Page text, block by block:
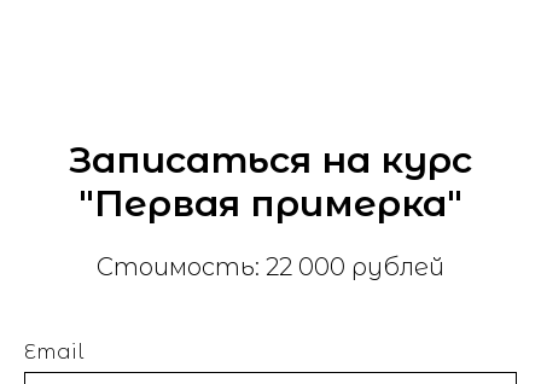
Записаться на курс
"Первая примерка"
Стоимость: 22 000 рублей
Email
для бесплатной